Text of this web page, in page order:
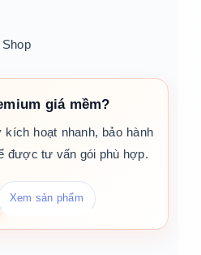
giá mềm?
hoạt nhanh, bảo hành
được tư vấn gói phù hợp.
Xem sản phẩm